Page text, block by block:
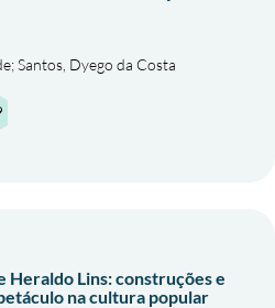
;Santos, Dyego da Costa
Heraldo Lins: construções e
na cultura popular